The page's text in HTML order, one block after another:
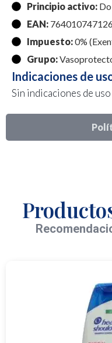
Principio activo:
EAN:
Impuesto:0%
Grupo:
Indicaciones de
Sin indicaciones de uso